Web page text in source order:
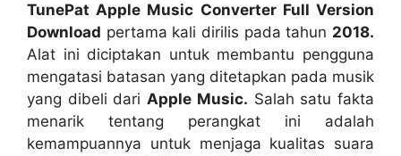
TunePat Apple Music Converter Full Version
Download pertama kali dirilis pada tahun 2018.
Alat ini diciptakan untuk membantu pengguna
mengatasi batasan yang ditetapkan pada musik
yang dibeli dariApple Music. Salah satu fakta
menarik tentang perangkat ini adalah
kemampuannya untuk menjaga kualitas suara